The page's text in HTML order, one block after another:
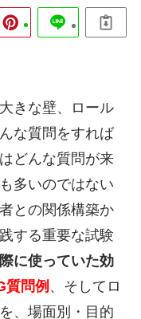
きな壁、ロール
な質問をすれば
どんな質問が来
多いのではない
との関係構築か
する重要な試験
に使っていた効
質問例 、そしてロ
、場面別・目的